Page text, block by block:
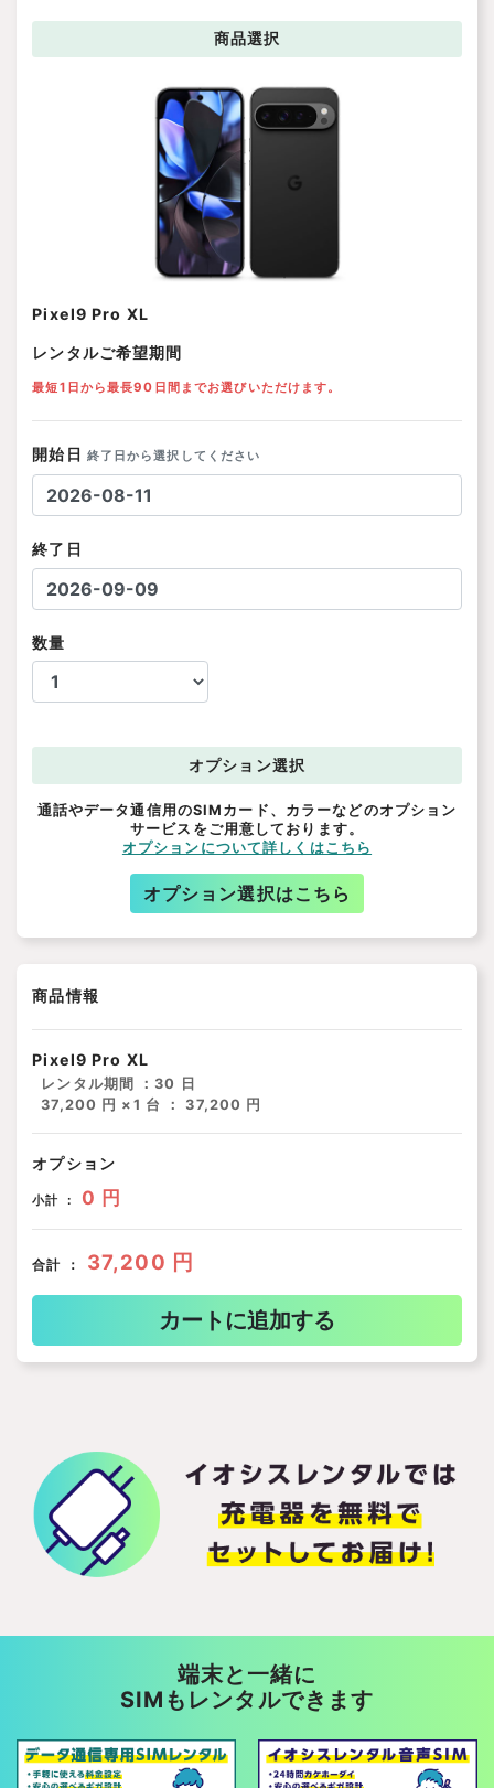
商品選択
Pixel9 Pro XL
レンタルご希望期間
最短1日から最長90日間までお選びいただけます。
開始日 終了日から選択してください
終了日
数量
オプション選択
通話やデータ通信用のSIMカード、カラーなどのオプション
サービスをご用意しております。
オプションについて詳しくはこちら
オプション選択はこちら
商品情報
Pixel9 Pro XL
レンタル期間 ：30 日
37,200 円 ×1 台 ： 37,200 円
オプション
小計 ： 0 円
合計 ： 37,200 円
カートに追加する
端末と一緒に
SIMもレンタルできます